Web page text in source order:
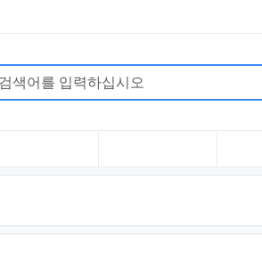
검색어 필수